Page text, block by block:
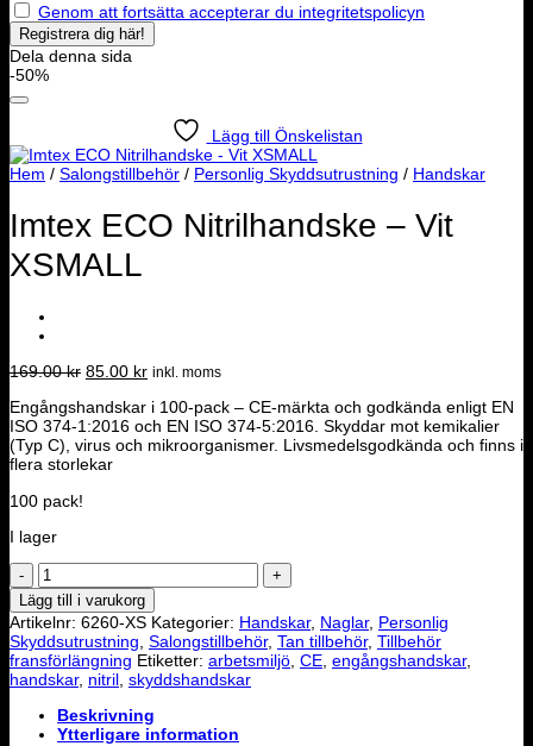
Genom att fortsätta accepterar du integritetspolicyn
Dela denna sida
-50%
Lägg till Önskelistan
Hem / Salongstillbehör / Personlig Skyddsutrustning / Handskar
Imtex ECO Nitrilhandske – Vit
XSMALL
169.00kr Det
priset
var:
169.00 kr.
85.00 krDet
priset
är:
85.00 kr.
inkl. moms
Engångshandskar i 100-pack – CE-märkta och godkända enligt EN
ISO 374-1:2016 och EN ISO 374-5:2016. Skyddar mot kemikalier
(Typ C), virus och mikroorganismer. Livsmedelsgodkända och finns i
flera storlekar
100 pack!
I lager
Imtex
ECO
Nitrilhandske
-
Vit
XSMALL
mängd
Lägg till i varukorg
Artikelnr: 6260-XS Kategorier: Handskar, Naglar, Personlig
Skyddsutrustning Salongstillbehör, Tan tillbehör, Tillbehör
fransförlängning Etiketter: arbetsmiljö CE engångshandskar,
handskar, nitril skyddshandskar
Beskrivning
Ytterligare information